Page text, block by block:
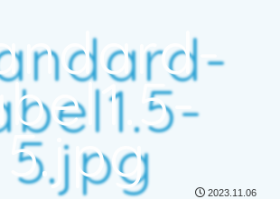
5.jpg
2023.11.06